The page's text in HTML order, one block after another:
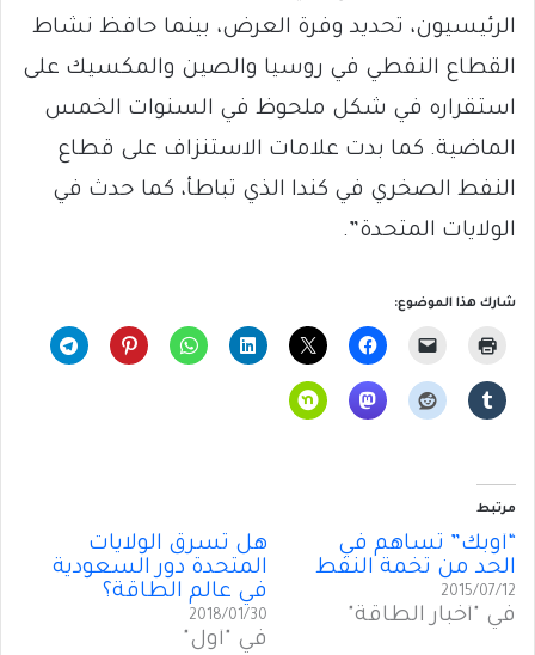
الرئيسيون، تحديد وفرة العرض، بينما حافظ نشاط
القطاع النفطي في روسيا والصين والمكسيك على
استقراره في شكل ملحوظ في السنوات الخمس
الماضية. كما بدت علامات الاستنزاف على قطاع
النفط الصخري في كندا الذي تباطأ، كما حدث في
الولايات المتحدة”.
شارك هذا الموضوع:
مرتبط
“أوبك” تساهم في
الحد من تخمة النفط
2015/07/12
في "أخبار الطاقة"
هل تسرق الولايات
المتحدة دور السعودية
في عالم الطاقة؟
2018/01/30
في "أول"